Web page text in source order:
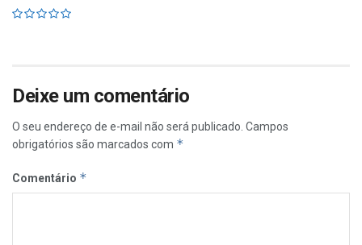
Deixe um comentário
O seu endereço de e-mail não será publicado. Campos
obrigatórios são marcados com *
Comentário *